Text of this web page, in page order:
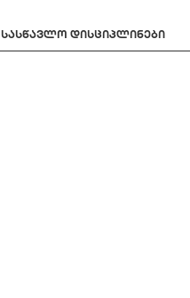
სასწავლო დისციპლინები